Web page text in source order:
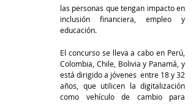
las personas que tengan impacto en
inclusión financiera, empleo y
educación.
El concurso se lleva a cabo en Perú,
Colombia, Chile, Bolivia y Panamá, y
está dirigido a jóvenes  entre 18 y 32
años, que utilicen la digitalización
como vehículo de cambio para